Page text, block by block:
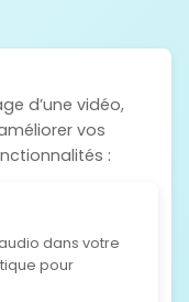
d’une vidéo,
vos
:
dans votre
pour